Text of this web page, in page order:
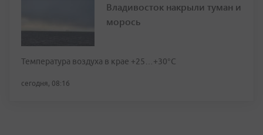
Владивосток накрыли туман и
морось
Температура воздуха в крае +25…+30°C
сегодня, 08:16